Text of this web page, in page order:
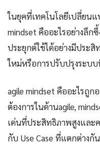
ในยุคที่เทคโนโลยีเปลี่ยนแ
mindset คืออะไรอย่างลึก
ประยุกต์ใช้ได้อย่างมีประ
ใหม่หรือการปรับปรุงระบ
agile mindset คืออะไรถู
ต้องการในด้านagile,
เด่นที่ประสิทธิภาพสูงและ
กับ Use Case ที่แตกต่างกัน